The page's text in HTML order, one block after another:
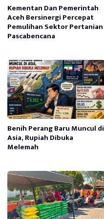
Kementan Dan Pemerintah
Aceh Bersinergi Percepat
Pemulihan Sektor Pertanian
Pascabencana
Benih Perang Baru Muncul di
Asia, Rupiah Dibuka
Melemah